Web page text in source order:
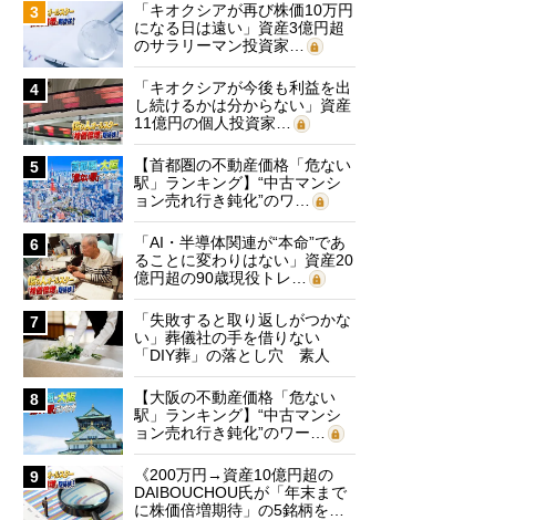
3
「キオクシアが再び株価10万円
になる日は遠い」資産3億円超
のサラリーマン投資家…
4
「キオクシアが今後も利益を出
し続けるかは分からない」資産
11億円の個人投資家…
5
【首都圏の不動産価格「危ない
駅」ランキング】“中古マンシ
ョン売れ行き鈍化”のワ…
6
「AI・半導体関連が“本命”であ
ることに変わりはない」資産20
億円超の90歳現役トレ…
7
「失敗すると取り返しがつかな
い」葬儀社の手を借りない
「DIY葬」の落とし穴 素人
に…
8
【大阪の不動産価格「危ない
駅」ランキング】“中古マンシ
ョン売れ行き鈍化”のワー…
9
《200万円→資産10億円超の
DAIBOUCHOU氏が「年末まで
に株価倍増期待」の5銘柄を…